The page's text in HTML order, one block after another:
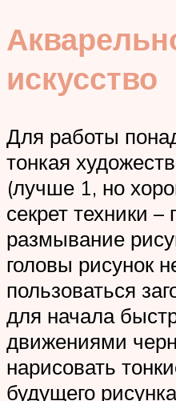
искусство
Для работы
тонкая
(лучше 1, но
секрет техники
размывание
головы рисунок
пользоваться
для начала
движениями
нарисовать
будущего